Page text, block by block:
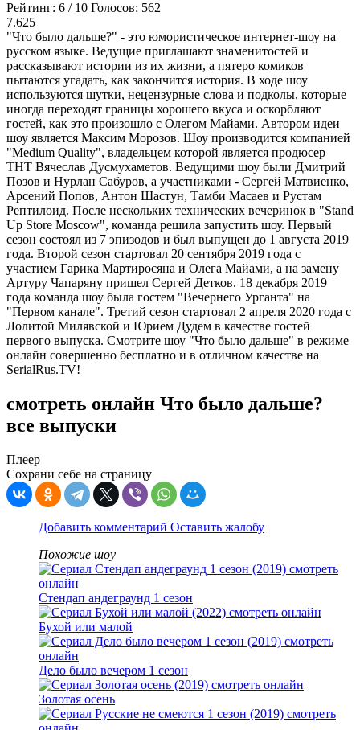
Рейтинг: 6 / 10 Голосов: 562
7.625
"Что было дальше?" - это юмористическое интернет-шоу на
русском языке. Ведущие приглашают знаменитостей и
рассказывают истории из их жизни, а пятеро комиков
пытаются угадать, как закончится история. В ходе шоу
используются шутки, нецензурные слова и подколы, которые
иногда переходят границы хорошего вкуса и оскорбляют
гостей, как это произошло с Олегом Майами. Автором идеи
шоу является Максим Морозов. Шоу производится компанией
"Medium Quality", владельцем которой является продюсер
ТНТ Вячеслав Дусмухаметов. Ведущими шоу были Дмитрий
Позов и Нурлан Сабуров, а участниками - Сергей Матвиенко,
Арсений Попов, Антон Шастун, Тамби Масаев и Рустам
Рептилоид. После нескольких технических вечеринок в "Stand
Up Store Moscow", команда решила запустить шоу. Первый
сезон состоял из 7 эпизодов и был выпущен до 1 августа 2019
года. Второй сезон стартовал 20 сентября 2019 года с
участием Гарика Мартиросяна и Олега Майами, а на замену
Артуру Чапаряну пришел Сергей Детков. 18 декабря 2019
года команда шоу была гостем "Вечернего Урганта" на
"Первом канале". Третий сезон стартовал 2 апреля 2020 года с
Лолитой Милявской и Юрием Дудем в качестве гостей
первого выпуска. Смотрите шоу "Что было дальше" в режиме
онлайн совершенно бесплатно и в отличном качестве на
SerialRus.TV!
смотреть онлайн Что было дальше?
все выпуски
Плеер
Сохрани себе на страницу
Добавить комментарий Оставить жалобу
Похожие шоу
Стендап андеграунд 1 сезон
Бухой или малой
Дело было вечером 1 сезон
Золотая осень